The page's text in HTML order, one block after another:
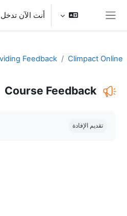
تخطى إلى المحتوى الرئيسي
أنت الآن
Climpact Online
Feedback
Course Feedback
تقديم الإفادة